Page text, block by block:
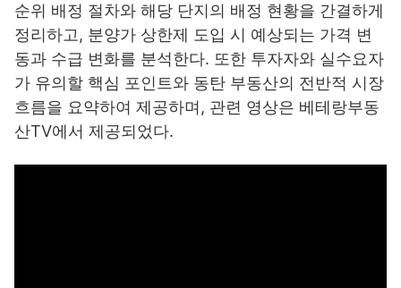
순위 배정 절차와 해당 단지의 배정 현황을 간결하게
정리하고, 분양가 상한제 도입 시 예상되는 가격 변
동과 수급 변화를 분석한다. 또한 투자자와 실수요자
가 유의할 핵심 포인트와 동탄 부동산의 전반적 시장
흐름을 요약하여 제공하며, 관련 영상은 베테랑부동
산TV에서 제공되었다.